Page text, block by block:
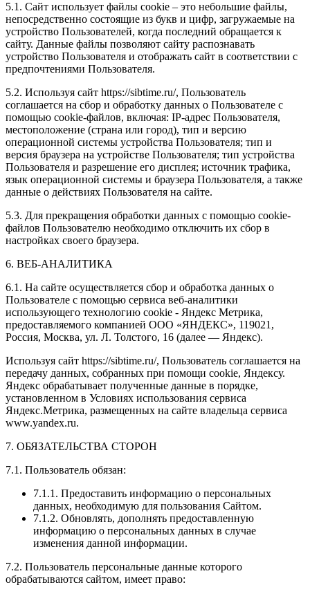
5.1. Сайт использует файлы cookie – это небольшие файлы,
непосредственно состоящие из букв и цифр, загружаемые на
устройство Пользователей, когда последний обращается к
сайту. Данные файлы позволяют сайту распознавать
устройство Пользователя и отображать сайт в соответствии с
предпочтениями Пользователя.
5.2. Используя сайт https://sibtime.ru/, Пользователь
соглашается на сбор и обработку данных о Пользователе с
помощью cookie-файлов, включая: IP-адрес Пользователя,
местоположение (страна или город), тип и версию
операционной системы устройства Пользователя; тип и
версия браузера на устройстве Пользователя; тип устройства
Пользователя и разрешение его дисплея; источник трафика,
язык операционной системы и браузера Пользователя, а также
данные о действиях Пользователя на сайте.
5.3. Для прекращения обработки данных с помощью cookie-
файлов Пользователю необходимо отключить их сбор в
настройках своего браузера.
6. ВЕБ-АНАЛИТИКА
6.1. На сайте осуществляется сбор и обработка данных о
Пользователе с помощью сервиса веб-аналитики
использующего технологию cookie - Яндекс Метрика,
предоставляемого компанией ООО «ЯНДЕКС», 119021,
Россия, Москва, ул. Л. Толстого, 16 (далее — Яндекс).
Используя сайт https://sibtime.ru/, Пользователь соглашается на
передачу данных, собранных при помощи cookie, Яндексу.
Яндекс обрабатывает полученные данные в порядке,
установленном в Условиях использования сервиса
Яндекс.Метрика, размещенных на сайте владельца сервиса
www.yandex.ru.
7. ОБЯЗАТЕЛЬСТВА СТОРОН
7.1. Пользователь обязан:
7.1.1. Предоставить информацию о персональных
данных, необходимую для пользования Сайтом.
7.1.2. Обновлять, дополнять предоставленную
информацию о персональных данных в случае
изменения данной информации.
7.2. Пользователь персональные данные которого
обрабатываются сайтом, имеет право: